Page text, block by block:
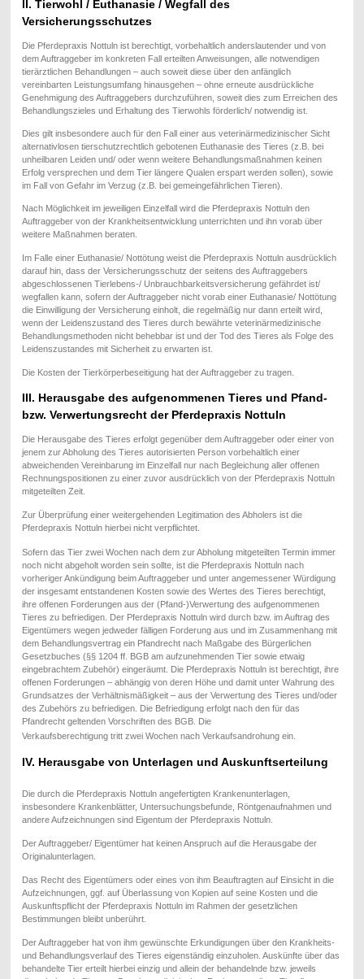
II. Tierwohl / Euthanasie / Wegfall des
Versicherungsschutzes
Die Pferdepraxis Nottuln ist berechtigt, vorbehaltlich anderslautender und von
dem Auftraggeber im konkreten Fall erteilten Anweisungen, alle notwendigen
tierärztlichen Behandlungen – auch soweit diese über den anfänglich
vereinbarten Leistungsumfang hinausgehen – ohne erneute ausdrückliche
Genehmigung des Auftraggebers durchzuführen, soweit dies zum Erreichen des
Behandlungszieles und Erhaltung des Tierwohls förderlich/ notwendig ist.
Dies gilt insbesondere auch für den Fall einer aus veterinärmedizinischer Sicht
alternativlosen tierschutzrechtlich gebotenen Euthanasie des Tieres (z.B. bei
unheilbaren Leiden und/ oder wenn weitere Behandlungsmaßnahmen keinen
Erfolg versprechen und dem Tier längere Qualen erspart werden sollen), sowie
im Fall von Gefahr im Verzug (z.B. bei gemeingefährlichen Tieren).
Nach Möglichkeit im jeweiligen Einzelfall wird die Pferdepraxis Nottuln den
Auftraggeber von der Krankheitsentwicklung unterrichten und ihn vorab über
weitere Maßnahmen beraten.
Im Falle einer Euthanasie/ Nottötung weist die Pferdepraxis Nottuln ausdrücklich
darauf hin, dass der Versicherungsschutz der seitens des Auftraggebers
abgeschlossenen Tierlebens-/ Unbrauchbarkeitsversicherung gefährdet ist/
wegfallen kann, sofern der Auftraggeber nicht vorab einer Euthanasie/ Nottötung
die Einwilligung der Versicherung einholt, die regelmäßig nur dann erteilt wird,
wenn der Leidenszustand des Tieres durch bewährte veterinärmedizinische
Behandlungsmethoden nicht behebbar ist und der Tod des Tieres als Folge des
Leidenszustandes mit Sicherheit zu erwarten ist.
Die Kosten der Tierkörperbeseitigung hat der Auftraggeber zu tragen.
III. Herausgabe des aufgenommenen Tieres und Pfand-
bzw. Verwertungsrecht der Pferdepraxis Nottuln
Die Herausgabe des Tieres erfolgt gegenüber dem Auftraggeber oder einer von
jenem zur Abholung des Tieres autorisierten Person vorbehaltlich einer
abweichenden Vereinbarung im Einzelfall nur nach Begleichung aller offenen
Rechnungspositionen zu einer zuvor ausdrücklich von der Pferdepraxis Nottuln
mitgeteilten Zeit.
Zur Überprüfung einer weitergehenden Legitimation des Abholers ist die
Pferdepraxis Nottuln hierbei nicht verpflichtet.
Sofern das Tier zwei Wochen nach dem zur Abholung mitgeteilten Termin immer
noch nicht abgeholt worden sein sollte, ist die Pferdepraxis Nottuln nach
vorheriger Ankündigung beim Auftraggeber und unter angemessener Würdigung
der insgesamt entstandenen Kosten sowie des Wertes des Tieres berechtigt,
ihre offenen Forderungen aus der (Pfand-)Verwertung des aufgenommenen
Tieres zu befriedigen. Der Pferdepraxis Nottuln wird durch bzw. im Auftrag des
Eigentümers wegen jedweder fälligen Forderung aus und im Zusammenhang mit
dem Behandlungsvertrag ein Pfandrecht nach Maßgabe des Bürgerlichen
Gesetzbuches (§§ 1204 ff. BGB am aufzunehmenden Tier sowie etwaig
eingebrachtem Zubehör) eingeräumt. Die Pferdepraxis Nottuln ist berechtigt, ihre
offenen Forderungen – abhängig von deren Höhe und damit unter Wahrung des
Grundsatzes der Verhältnismäßigkeit – aus der Verwertung des Tieres und/oder
des Zubehörs zu befriedigen. Die Befriedigung erfolgt nach den für das
Pfandrecht geltenden Vorschriften des BGB. Die
Verkaufsberechtigung tritt zwei Wochen nach Verkaufsandrohung ein.
IV. Herausgabe von Unterlagen und Auskunftserteilung
Die durch die Pferdepraxis Nottuln angefertigten Krankenunterlagen,
insbesondere Krankenblätter, Untersuchungsbefunde, Röntgenaufnahmen und
andere Aufzeichnungen sind Eigentum der Pferdepraxis Nottuln.
Der Auftraggeber/ Eigentümer hat keinen Anspruch auf die Herausgabe der
Originalunterlagen.
Das Recht des Eigentümers oder eines von ihm Beauftragten auf Einsicht in die
Aufzeichnungen, ggf. auf Überlassung von Kopien auf seine Kosten und die
Auskunftspflicht der Pferdepraxis Nottuln im Rahmen der gesetzlichen
Bestimmungen bleibt unberührt.
Der Auftraggeber hat von ihm gewünschte Erkundigungen über den Krankheits-
und Behandlungsverlauf des Tieres eigenständig einzuholen. Auskünfte über das
behandelte Tier erteilt hierbei einzig und allein der behandelnde bzw. jeweils